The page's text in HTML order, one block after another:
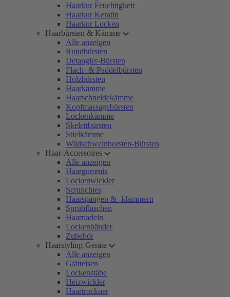
Haarkur Feuchtigkeit
Haarkur Keratin
Haarkur Locken
Haarbürsten & Kämme
Alle anzeigen
Rundbürsten
Detangler-Bürsten
Flach- & Paddelbürsten
Holzbürsten
Haarkämme
Haarschneidekämme
Kopfmassagebürsten
Lockenkämme
Skelettbürsten
Stielkämme
Wildschweinborsten-Bürsten
Haar-Accessoires
Alle anzeigen
Haargummis
Lockenwickler
Scrunchies
Haarspangen & -klammern
Sprühflaschen
Haarnadeln
Lockenbänder
Zubehör
Haarstyling-Geräte
Alle anzeigen
Glätteisen
Lockenstäbe
Heizwickler
Haartrockner